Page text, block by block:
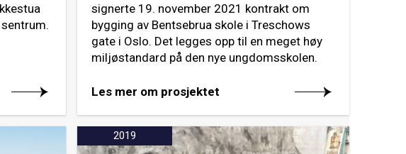
signerte 19. november 2021 kontrakt om
bygging av Bentsebrua skole i Treschows
gate i Oslo. Det legges opp til en meget høy
miljøstandard på den nye ungdomsskolen.
Les mer om prosjektet
2019